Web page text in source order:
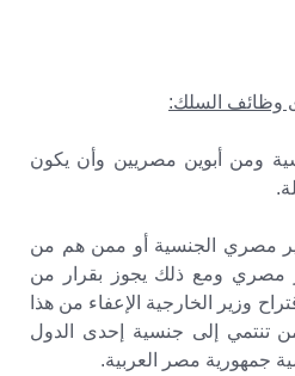
وظائف السلك:
ومن أبوين مصريين وأن يكون
مصري الجنسية أو ممن هم من
مصري ومع ذلك يجوز بقرار من
وزير الخارجية الإعفاء من هذا
تنتمي إلى جنسية إحدى الدول
جمهورية مصر العربية.